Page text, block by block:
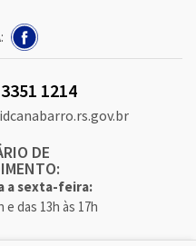
3351 1214
DE
a sexta-feira:
e das 13h às 17h